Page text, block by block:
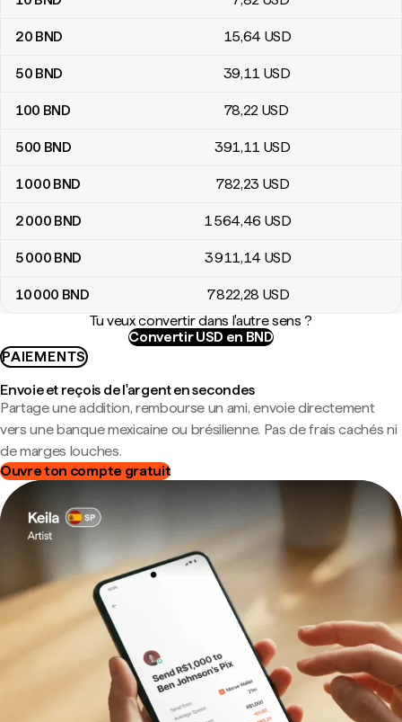
20 BND 15,64 USD
50 BND 39,11 USD
100 BND 78,22 USD
500 BND 391,11 USD
1 000 BND 782,23 USD
2 000 BND 1 564,46 USD
5 000 BND 3 911,14 USD
10 000 BND 7 822,28 USD
Tu veux convertir dans l'autre sens ?
Convertir USD en BND
PAIEMENTS
Envoie et reçois de l'argent en secondes
Partage une addition, rembourse un ami, envoie directement
vers une banque mexicaine ou brésilienne. Pas de frais cachés ni
de marges louches.
Ouvre ton compte gratuit